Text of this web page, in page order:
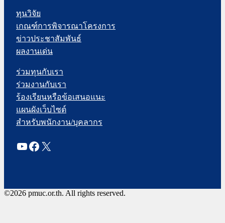
ทุนวิจัย
เกณฑ์การพิจารณาโครงการ
ข่าวประชาสัมพันธ์
ผลงานเด่น
ร่วมทุนกับเรา
ร่วมงานกับเรา
ร้องเรียนหรือข้อเสนอแนะ
แผนผังเว็บไซต์
สำหรับพนักงาน/บุคลากร
YouTube
Facebook
X
©2026 pmuc.or.th. All rights reserved.